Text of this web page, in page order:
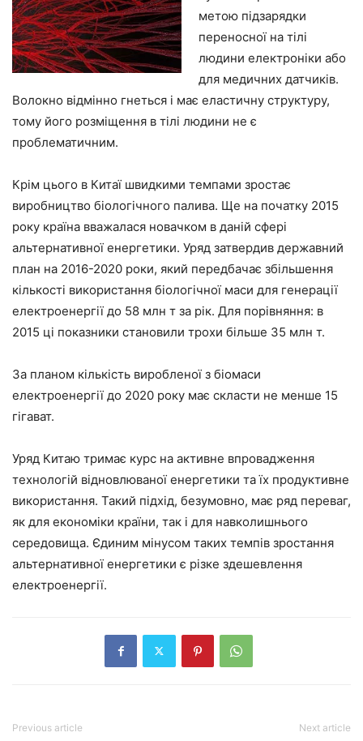
метою підзарядки
переносної на тілі
людини електроніки або
для медичних датчиків.
Волокно відмінно гнеться і має еластичну структуру,
тому його розміщення в тілі людини не є
проблематичним.
Крім цього в Китаї швидкими темпами зростає
виробництво біологічного палива. Ще на початку 2015
року країна вважалася новачком в даній сфері
альтернативної енергетики. Уряд затвердив державний
план на 2016-2020 роки, який передбачає збільшення
кількості використання біологічної маси для генерації
електроенергії до 58 млн т за рік. Для порівняння: в
2015 ці показники становили трохи більше 35 млн т.
За планом кількість виробленої з біомаси
електроенергії до 2020 року має скласти не менше 15
гігават.
Уряд Китаю тримає курс на активне впровадження
технологій відновлюваної енергетики та їх продуктивне
використання. Такий підхід, безумовно, має ряд переваг,
як для економіки країни, так і для навколишнього
середовища. Єдиним мінусом таких темпів зростання
альтернативної енергетики є різке здешевлення
електроенергії.
Previous article Next article